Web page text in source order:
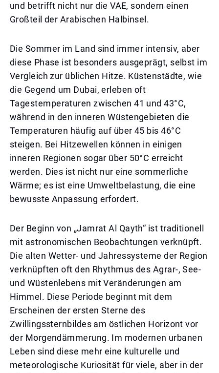
und betrifft nicht nur die VAE, sondern einen
Großteil der Arabischen Halbinsel.
Die Sommer im Land sind immer intensiv, aber
diese Phase ist besonders ausgeprägt, selbst im
Vergleich zur üblichen Hitze. Küstenstädte, wie
die Gegend um Dubai, erleben oft
Tagestemperaturen zwischen 41 und 43°C,
während in den inneren Wüstengebieten die
Temperaturen häufig auf über 45 bis 46°C
steigen. Bei Hitzewellen können in einigen
inneren Regionen sogar über 50°C erreicht
werden. Dies ist nicht nur eine sommerliche
Wärme; es ist eine Umweltbelastung, die eine
bewusste Anpassung erfordert.
Der Beginn von „Jamrat Al Qayth“ ist traditionell
mit astronomischen Beobachtungen verknüpft.
Die alten Wetter- und Jahressysteme der Region
verknüpften oft den Rhythmus des Agrar-, See-
und Wüstenlebens mit Veränderungen am
Himmel. Diese Periode beginnt mit dem
Erscheinen der ersten Sterne des
Zwillingssternbildes am östlichen Horizont vor
der Morgendämmerung. Im modernen urbanen
Leben sind diese mehr eine kulturelle und
meteorologische Kuriosität für viele, aber in der